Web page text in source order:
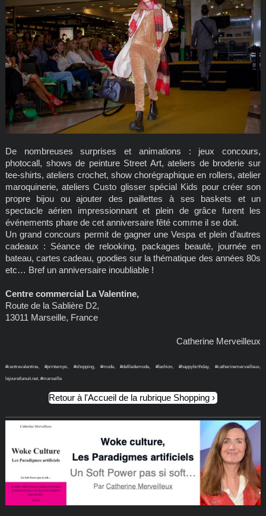
De nombreuses surprises et animations : jeux concours,
photocall, shows de peinture Street Art, ateliers de broderie sur
tee-shirts, ateliers crochet, show chorégraphique en rollers, atelier
maroquinerie, ateliers Custo glisser spécial Kids pour créer son
propre bijou ou ajouter des paillettes à ses baskets et un
spectacle aérien impressionnant et plein de grâce furent les
événements phare de cet anniversaire fêté comme il se doit.
Un grand concours permit de gagner une Vespa et plein d’autres
cadeaux : Séance de relooking, packages beauté, journée en
bateau, cartes cadeau, goodies sur la thématique des années 80s
etc… Bref un anniversaire inoubliable !
Centre commercial La Valentine,
Route de la Sablière D2,
13011 Marseille, France
Catherine Merveilleux
#centrevalentine, #printemps, #shopping, #mode, #defiledemode, #fashion, #happybirthday, #catherinemerveilleux,
lejouretlanuit.net, #marseille
Retour à l'Accueil de la rubrique Shopping